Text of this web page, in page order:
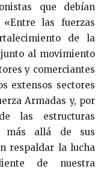
que debían
las fuerzas
de la
al movimiento
y comerciantes
extensos sectores
Armadas y, por
las estructuras
más allá de sus
respaldar la lucha
de nuestra